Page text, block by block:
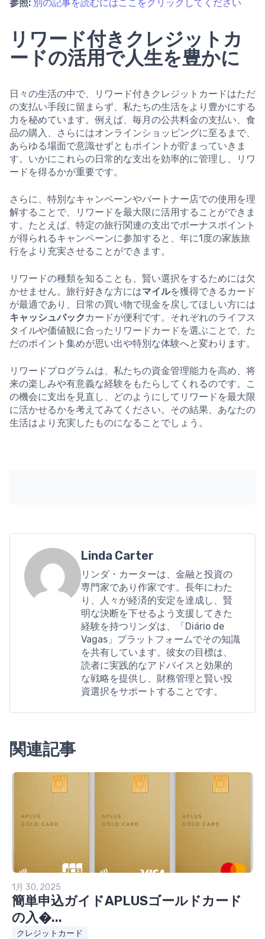
参照: 別の記事を読むにはここをクリックしてください
リワード付きクレジットカ
ードの活用で人生を豊かに
日々の生活の中で、リワード付きクレジットカードはただ
の支払い手段に留まらず、私たちの生活をより豊かにする
力を秘めています。例えば、毎月の公共料金の支払い、食
品の購入、さらにはオンラインショッピングに至るまで、
あらゆる場面で意識せずともポイントが貯まっていきま
す。いかにこれらの日常的な支出を効率的に管理し、リワ
ードを得るかが重要です。
さらに、特別なキャンペーンやパートナー店での使用を理
解することで、リワードを最大限に活用することができま
す。たとえば、特定の旅行関連の支出でボーナスポイント
が得られるキャンペーンに参加すると、年に1度の家族旅
行をより充実させることができます。
リワードの種類を知ることも、賢い選択をするためには欠
かせません。旅行好きな方にはマイルを獲得できるカード
が最適であり、日常の買い物で現金を戻してほしい方には
キャッシュバック カードが便利です。それぞれのライフス
タイルや価値観に合ったリワードカードを選ぶことで、た
だのポイント集めが思い出や特別な体験へと変わります。
リワードプログラムは、私たちの資金管理能力を高め、将
来の楽しみや有意義な経験をもたらしてくれるのです。こ
の機会に支出を見直し、どのようにしてリワードを最大限
に活かせるかを考えてみてください。その結果、あなたの
生活はより充実したものになることでしょう。
Linda Carter
リンダ・カーターは、金融と投資の
専門家であり作家です。長年にわた
り、人々が経済的安定を達成し、賢
明な決断を下せるよう支援してきた
経験を持つリンダは、「Diário de
Vagas」プラットフォームでその知識
を共有しています。彼女の目標は、
読者に実践的なアドバイスと効果的
な戦略を提供し、財務管理と賢い投
資選択をサポートすることです。
関連記事
1月 30, 2025
簡単申込ガイドAPLUSゴールドカード
の入�...
クレジットカード